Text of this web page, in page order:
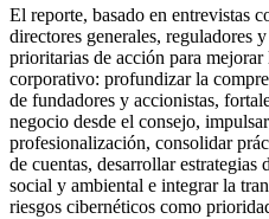
El reporte, basado en entrevistas
directores generales, reguladores
prioritarias de acción para
corporativo: profundizar la
de fundadores y accionistas,
negocio desde el consejo,
profesionalización, consolidar
de cuentas, desarrollar estrategias
social y ambiental e integrar la
riesgos cibernéticos como